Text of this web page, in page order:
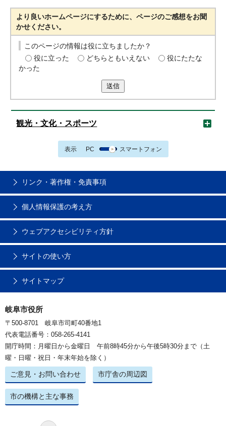
より良いホームページにするために、ページのご感想をお聞
かせください。
このページの情報は役に立ちましたか？
役に立った
どちらともいえない
役にたたな
かった
送信
観光・文化・スポーツ
表示 PC スマートフォン
リンク・著作権・免責事項
個人情報保護の考え方
ウェブアクセシビリティ方針
サイトの使い方
サイトマップ
岐阜市役所
〒500-8701 岐阜市司町40番地1
代表電話番号：058-265-4141
開庁時間：月曜日から金曜日 午前8時45分から午後5時30分まで（土
曜・日曜・祝日・年末年始を除く）
ご意見・お問い合わせ 市庁舎の周辺図
市の機構と主な事務